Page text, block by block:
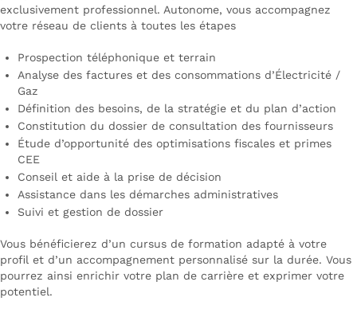
exclusivement professionnel. Autonome, vous accompagnez
votre réseau de clients à toutes les étapes
Prospection téléphonique et terrain
Analyse des factures et des consommations d’Électricité /
Gaz
Définition des besoins, de la stratégie et du plan d’action
Constitution du dossier de consultation des fournisseurs
Étude d’opportunité des optimisations fiscales et primes
CEE
Conseil et aide à la prise de décision
Assistance dans les démarches administratives
Suivi et gestion de dossier
Vous bénéficierez d’un cursus de formation adapté à votre
profil et d’un accompagnement personnalisé sur la durée. Vous
pourrez ainsi enrichir votre plan de carrière et exprimer votre
potentiel.